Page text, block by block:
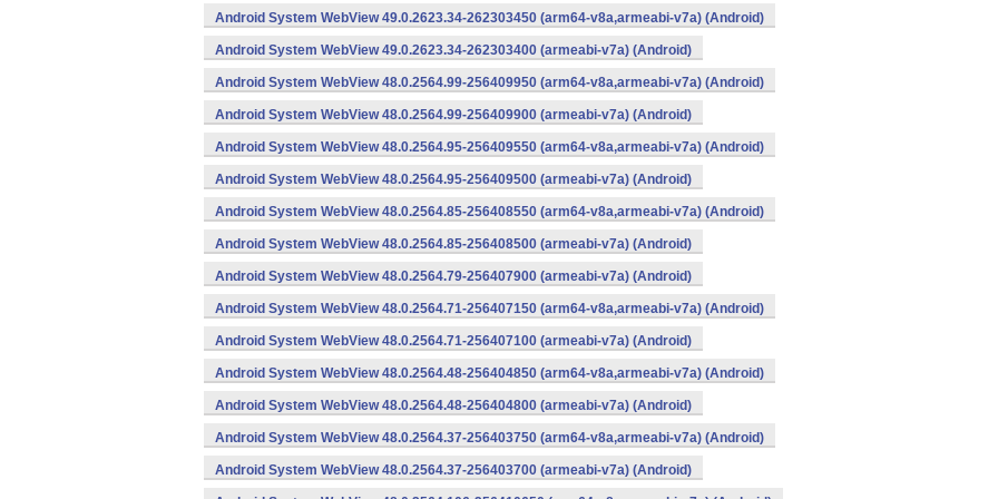
Android System WebView 49.0.2623.34-262303450 (arm64-v8a,armeabi-v7a) (Android)
Android System WebView 49.0.2623.34-262303400 (armeabi-v7a) (Android)
Android System WebView 48.0.2564.99-256409950 (arm64-v8a,armeabi-v7a) (Android)
Android System WebView 48.0.2564.99-256409900 (armeabi-v7a) (Android)
Android System WebView 48.0.2564.95-256409550 (arm64-v8a,armeabi-v7a) (Android)
Android System WebView 48.0.2564.95-256409500 (armeabi-v7a) (Android)
Android System WebView 48.0.2564.85-256408550 (arm64-v8a,armeabi-v7a) (Android)
Android System WebView 48.0.2564.85-256408500 (armeabi-v7a) (Android)
Android System WebView 48.0.2564.79-256407900 (armeabi-v7a) (Android)
Android System WebView 48.0.2564.71-256407150 (arm64-v8a,armeabi-v7a) (Android)
Android System WebView 48.0.2564.71-256407100 (armeabi-v7a) (Android)
Android System WebView 48.0.2564.48-256404850 (arm64-v8a,armeabi-v7a) (Android)
Android System WebView 48.0.2564.48-256404800 (armeabi-v7a) (Android)
Android System WebView 48.0.2564.37-256403750 (arm64-v8a,armeabi-v7a) (Android)
Android System WebView 48.0.2564.37-256403700 (armeabi-v7a) (Android)